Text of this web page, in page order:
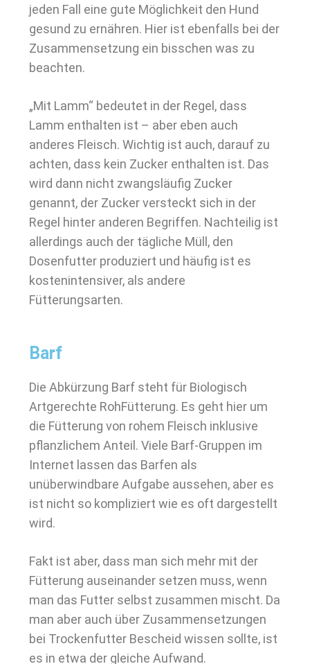
jeden Fall eine gute Möglichkeit den Hund
gesund zu ernähren. Hier ist ebenfalls bei der
Zusammensetzung ein bisschen was zu
beachten.
„Mit Lamm“ bedeutet in der Regel, dass
Lamm enthalten ist – aber eben auch
anderes Fleisch. Wichtig ist auch, darauf zu
achten, dass kein Zucker enthalten ist. Das
wird dann nicht zwangsläufig Zucker
genannt, der Zucker versteckt sich in der
Regel hinter anderen Begriffen. Nachteilig ist
allerdings auch der tägliche Müll, den
Dosenfutter produziert und häufig ist es
kostenintensiver, als andere
Fütterungsarten.
Barf
Die Abkürzung Barf steht für Biologisch
Artgerechte RohFütterung. Es geht hier um
die Fütterung von rohem Fleisch inklusive
pflanzlichem Anteil. Viele Barf-Gruppen im
Internet lassen das Barfen als
unüberwindbare Aufgabe aussehen, aber es
ist nicht so kompliziert wie es oft dargestellt
wird.
Fakt ist aber, dass man sich mehr mit der
Fütterung auseinander setzen muss, wenn
man das Futter selbst zusammen mischt. Da
man aber auch über Zusammensetzungen
bei Trockenfutter Bescheid wissen sollte, ist
es in etwa der gleiche Aufwand.